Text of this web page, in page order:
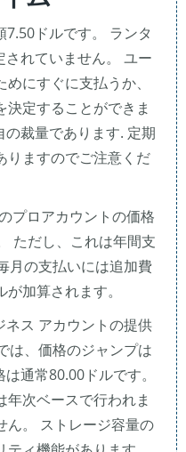
ドルです。 ランタ
れていません。 ユー
にすぐに支払うか、
定することができま
裁量であります. 定期
りますのでご注意くだ
プロアカウントの価格
ただし、これは年間支
月の支払いには追加費
加算されます。
ス アカウントの提供
は、価格のジャンプは
通常80.00ドルです。
次ベースで行われま
ん。 ストレージ容量の